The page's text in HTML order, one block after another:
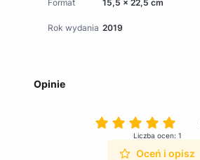
Format 15,5 x 22,5 cm
Rok wydania 2019
Opinie
Liczba ocen: 1
Oceń i opisz